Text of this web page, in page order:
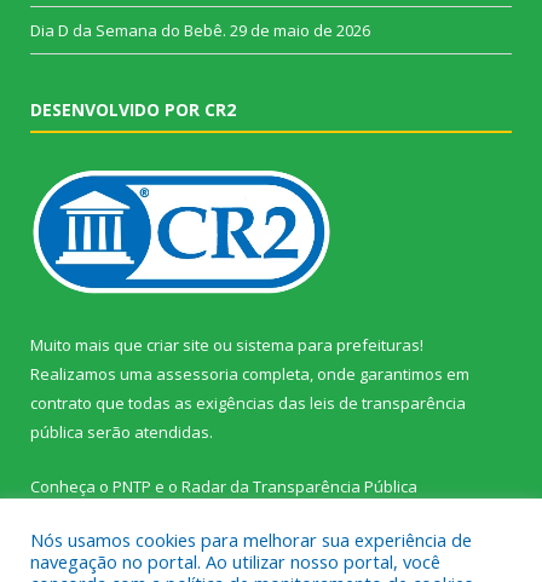
Dia D da Semana do Bebê. 29 de maio de 2026
DESENVOLVIDO POR CR2
Muito mais que criar site ou sistema para prefeituras!
Realizamos uma assessoria completa, onde garantimos em
contrato que todas as exigências das leis de transparência
pública serão atendidas.
Conheça o PNTP e o Radar da Transparência Pública
Nós usamos cookies para melhorar sua experiência de
navegação no portal. Ao utilizar nosso portal, você